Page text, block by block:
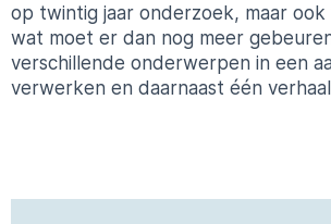
op twintig jaar onderzoek, maar ook
wat moet er dan nog meer
verschillende onderwerpen in een
verwerken en daarnaast één